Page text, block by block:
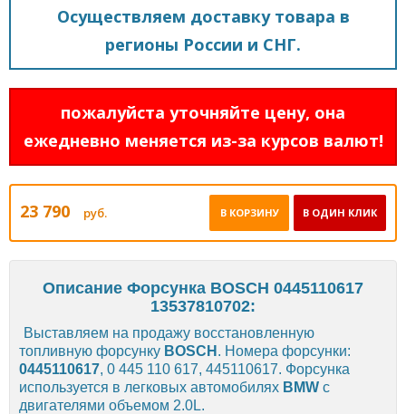
Осуществляем доставку товара в
регионы России и СНГ.
пожалуйста уточняйте цену, она
ежедневно меняется из-за курсов валют!
23 790 руб. В ОДИН КЛИК
В КОРЗИНУ
Описание Форсунка BOSCH 0445110617
13537810702:
Выставляем на продажу восстановленную
топливную форсунку BOSCH . Номера форсунки:
0445110617, 0 445 110 617, 445110617. Форсунка
используется в легковых автомобилях BMW с
двигателями объемом 2.0L.